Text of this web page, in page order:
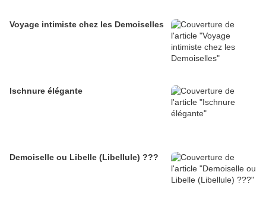
Voyage intimiste chez les Demoiselles
Ischnure élégante
Demoiselle ou Libelle (Libellule) ???